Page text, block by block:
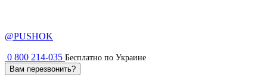
@PUSHOK
0 800 214-035 Бесплатно по Украине
Вам перезвонить?